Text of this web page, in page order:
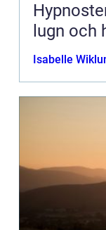
lugn och
Isabelle